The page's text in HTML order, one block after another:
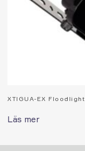
XTIGUA-EX Floodlight
Läs mer